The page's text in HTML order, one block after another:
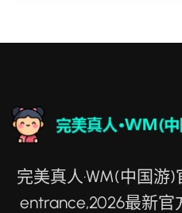
完美真人·WM(中国游
entrance,2026最新